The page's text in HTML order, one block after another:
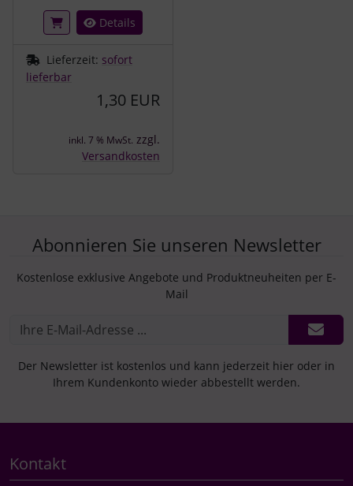
Details
Lieferzeit: sofort
lieferbar
1,30 EUR
inkl. 7 % MwSt. zzgl.
Versandkosten
Abonnieren Sie unseren Newsletter
Kostenlose exklusive Angebote und Produktneuheiten per E-
Mail
Der Newsletter ist kostenlos und kann jederzeit hier oder in
Ihrem Kundenkonto wieder abbestellt werden.
Kontakt